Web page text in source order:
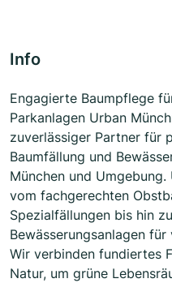
Info
Engagierte Baumpflege
Parkanlagen Urban
zuverlässiger Partner für
Baumfällung und
München und
vom fachgerechten
Spezialfällungen bis hin
Bewässerungsanlagen
Wir verbinden fundiertes
Natur, um grüne